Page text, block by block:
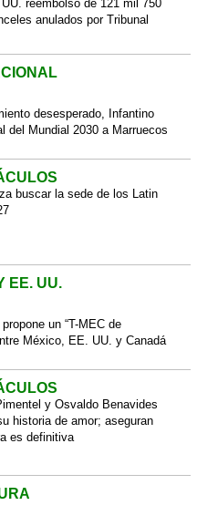
reembolso de 121 mil 750
anulados por Tribunal
desesperado, Infantino
del Mundial 2030 a Marruecos
buscar la sede de los Latin
EE. UU.
un “T-MEC de
México, EE. UU. y Canadá
y Osvaldo Benavides
historia de amor; aseguran
es definitiva